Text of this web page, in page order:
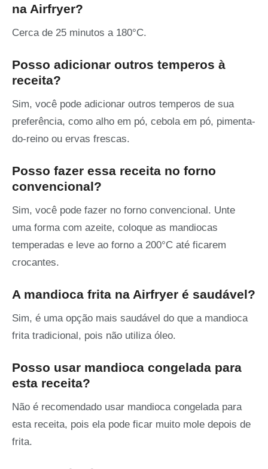
na Airfryer?
Cerca de 25 minutos a 180°C.
Posso adicionar outros temperos à
receita?
Sim, você pode adicionar outros temperos de sua
preferência, como alho em pó, cebola em pó, pimenta-
do-reino ou ervas frescas.
Posso fazer essa receita no forno
convencional?
Sim, você pode fazer no forno convencional. Unte
uma forma com azeite, coloque as mandiocas
temperadas e leve ao forno a 200°C até ficarem
crocantes.
A mandioca frita na Airfryer é saudável?
Sim, é uma opção mais saudável do que a mandioca
frita tradicional, pois não utiliza óleo.
Posso usar mandioca congelada para
esta receita?
Não é recomendado usar mandioca congelada para
esta receita, pois ela pode ficar muito mole depois de
frita.